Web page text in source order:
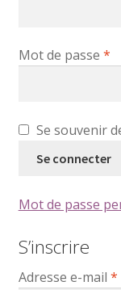
Mot de passe *
Se souvenir
Se connecter
Mot de passe
S’inscrire
Adresse e-mail *